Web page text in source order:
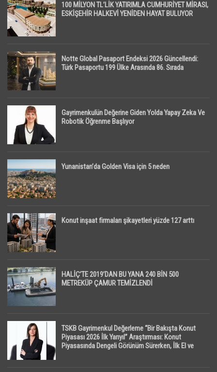
100 MİLYON TL’LİK YATIRIMLA CUMHURİYET MİRASI,
ESKİŞEHİR HALKEVİ YENİDEN HAYAT BULUYOR
Notte Global Pasaport Endeksi 2026 Güncellendi:
Türk Pasaportu 199 Ülke Arasında 86. Sırada
Gayrimenkulün Değerine Giden Yolda Yapay Zeka Ve
Robotik Öğrenme Başlıyor
Yunanistan’da Golden Visa için 5 neden
Konut inşaat firmaları şikayetleri yüzde 127 arttı
HALİÇ’TE 2019’DAN BU YANA 240 BİN 500
METREKÜP ÇAMUR TEMİZLENDİ
TSKB Gayrimenkul Değerleme “Bir Bakışta Konut
Piyasası 2026 İlk Yarıyıl” Araştırması: Konut
Piyasasında Dengeli Görünüm Sürerken, İlk El ve